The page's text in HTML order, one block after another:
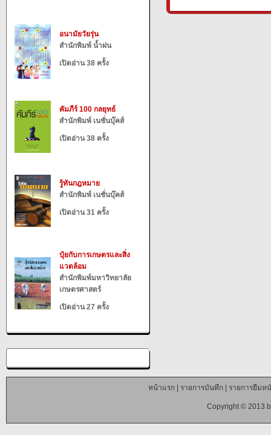
อนามัยวัยรุ่น
สำนักพิมพ์ น้ำฝน
เปิดอ่าน 38 ครั้ง
คัมภีร์ 100 กลยุทธ์
สำนักพิมพ์ เนชั่นบุ๊คส์
เปิดอ่าน 38 ครั้ง
รู้ทันกฎหมาย
สำนักพิมพ์ เนชั่นบุ๊คส์
เปิดอ่าน 31 ครั้ง
ปุ๋ยกับการเกษตรและสิ่ง
แวดล้อม
สำนักพิมพ์มหาวิทยาลัย
เกษตรศาสตร์
เปิดอ่าน 27 ครั้ง
หน้าแรก| รายการบันทึก| รายการยืมห
Copyright © 2013